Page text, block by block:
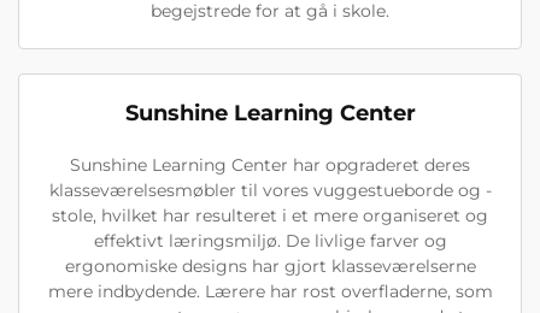
begejstrede for at gå i skole.
Sunshine Learning Center
Sunshine Learning Center har opgraderet deres
klasseværelsesmøbler til vores vuggestueborde og -
stole, hvilket har resulteret i et mere organiseret og
effektivt læringsmiljø. De livlige farver og
ergonomiske designs har gjort klasseværelserne
mere indbydende. Lærere har rost overfladerne, som